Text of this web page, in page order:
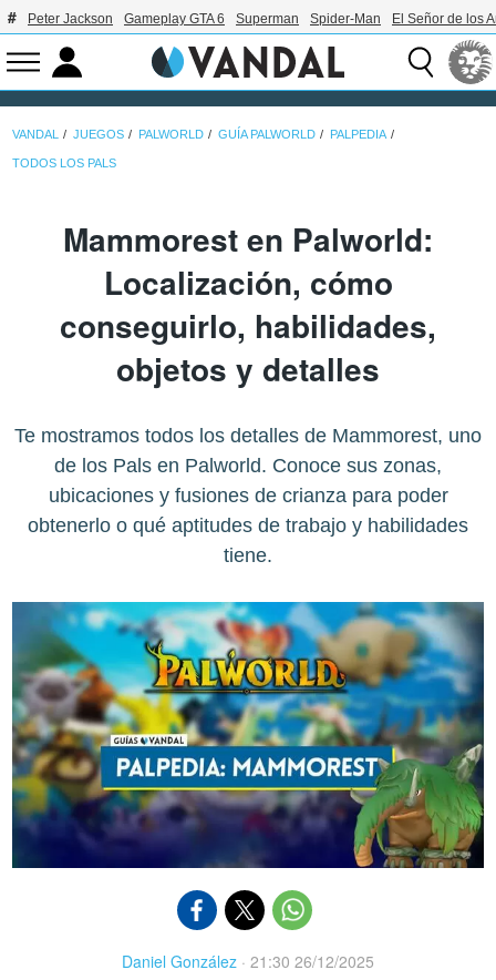
Peter Jackson Gameplay GTA 6 Superman Spider-Man El Señor de los
VANDAL JUEGOS PALWORLD GUÍA PALWORLD PALPEDIA
TODOS LOS PALS
Mammorest en Palworld:
Localización, cómo
conseguirlo, habilidades,
objetos y detalles
Te mostramos todos los detalles de Mammorest, uno
de los Pals en Palworld. Conoce sus zonas,
ubicaciones y fusiones de crianza para poder
obtenerlo o qué aptitudes de trabajo y habilidades
tiene.
Daniel González · 21:30 26/12/2025